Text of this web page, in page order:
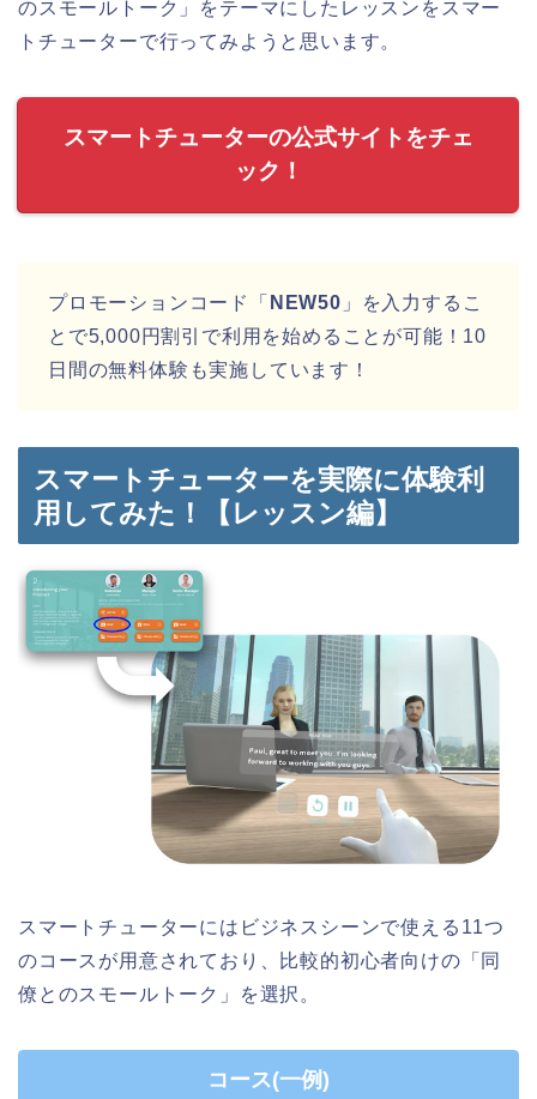
のスモールトーク」をテーマにしたレッスンをスマー
トチューターで行ってみようと思います。
スマートチューターの公式サイトをチェ
ック！
プロモーションコード「 NEW50 」を入力するこ
とで5,000円割引で利用を始めることが可能！10
日間の無料体験も実施しています！
スマートチューターを実際に体験利
用してみた！【レッスン編】
スマートチューターにはビジネスシーンで使える11つ
のコースが用意されており、比較的初心者向けの「同
僚とのスモールトーク」を選択。
コース(一例)